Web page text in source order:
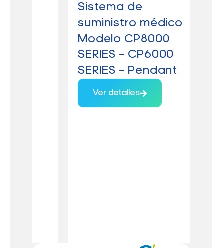
Sistema de
suministro médico
Modelo CP8000
SERIES – CP6000
SERIES – Pendant
Ver detalles